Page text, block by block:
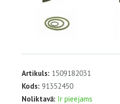
Artikuls: 1509182031
Kods: 91352450
Noliktavā: Ir pieejams